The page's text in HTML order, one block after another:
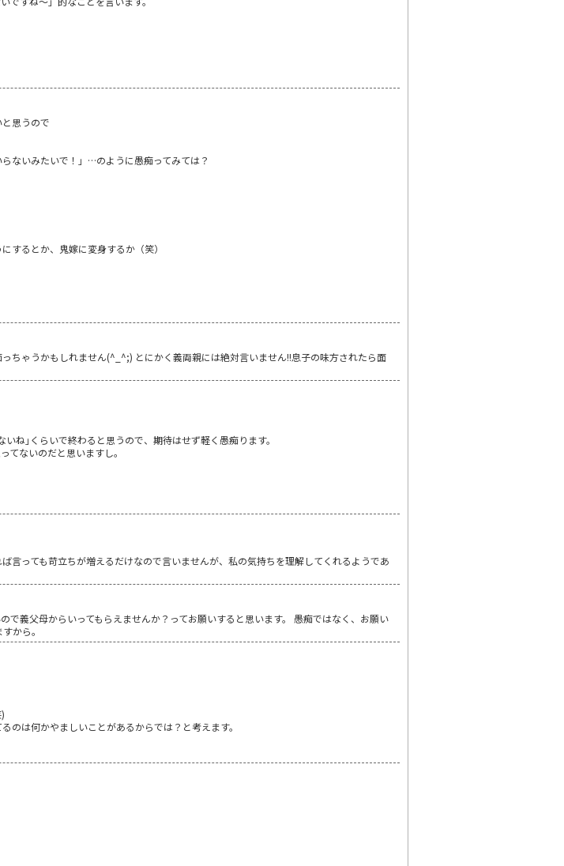
思うので
ないみたいで！」…のように愚痴ってみては？
するとか、鬼嫁に変身するか（笑）
ちゃうかもしれません(^_^;) とにかく義両親には絶対言いません!!息子の味方されたら面
ね｣くらいで終わると思うので、期待はせず軽く愚痴ります。
てないのだと思いますし。
言っても苛立ちが増えるだけなので言いませんが、私の気持ちを理解してくれるようであ
で義父母からいってもらえませんか？ってお願いすると思います。 愚痴ではなく、お願い
から。
のは何かやましいことがあるからでは？と考えます。